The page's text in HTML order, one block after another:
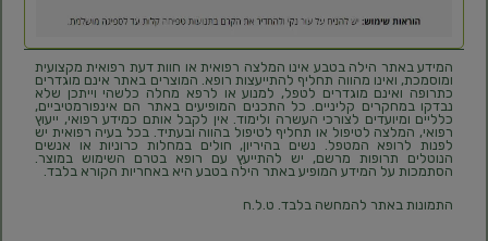
המידע באתר הילה בטבע אינו המלצה רפואית או חוות דעת רפואית מקצועית
ומוסמכת, ואינו מהווה תחליף להתייעצות רופא. המוצרים באתר אינם מוגדרים
כתרופה ואינם מוגדרים לטפל, למנוע או לרפא מחלה כלשהי וייתכן שלא
נבדקו במחקרים קליניים. כל התכנים המופיעים באתר הם אינפורמטיביים,
כלליים ומיועדים לצורכי העשרה ולימוד. אין לקבל אותם כמידע רפואי, ייעוץ
רפואי, המלצה לטיפול או תחליף לטיפול בהווה ובעתיד. בכל בעיה רפואית יש
לפנות לרופא המטפל. נשים בהיריון, חולים במחלות כרוניות או אנשים
הנוטלים תרופות מרשם, יש להתייעץ עם רופא בטרם השימוש במוצר.
הסתמכות על המידע המופיע באתר הילה בטבע היא באחריות הקורא בלבד.
התמונות באתר להמחשה בלבד. ט.ל.ח